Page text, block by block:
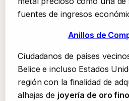
fuentes de ingresos
Anillos de
Ciudadanos de países
Belice e incluso Estados
región con la finalidad de
alhajas de joyería de oro fino